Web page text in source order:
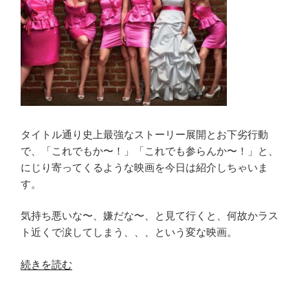
私
の
幽
離
脱
体
記
感
想
あ
す
じ”
タイトル通り史上最強なストーリー展開とお下劣行動
で、「これでもか〜！」「これでも参らんか〜！」と、
にじり寄ってくるような映画を今日は紹介しちゃいま
す。
気持ち悪いな〜、嫌だな〜、と見て行くと、何故かラス
ト近くで涙してしまう、、、という変な映画。
“【ブ
続きを読む